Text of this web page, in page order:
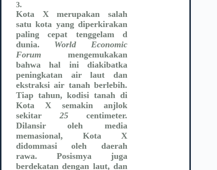
3.
Kota X merupakan salah
satu kota yang diperkirakan
paling cepat tenggelam d
dunia. World Economic
Forum mengemukakan
bahwa hal ini diakibatka
peningkatan air laut dan
ekstraksi air tanah berlebih.
Tiap tahun, kodisi tanah di
Kota X semakin anjlok
sekitar 25 centimeter.
Dilansir oleh media
memasional, Kota X
didommasi oleh daerah
rawa. Posismya juga
berdekatan dengan laut, dan